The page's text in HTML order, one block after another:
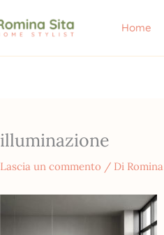
Home
illuminazione
Lascia un commento / Di Romina